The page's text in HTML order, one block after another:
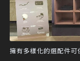
擁有多樣化的選配件